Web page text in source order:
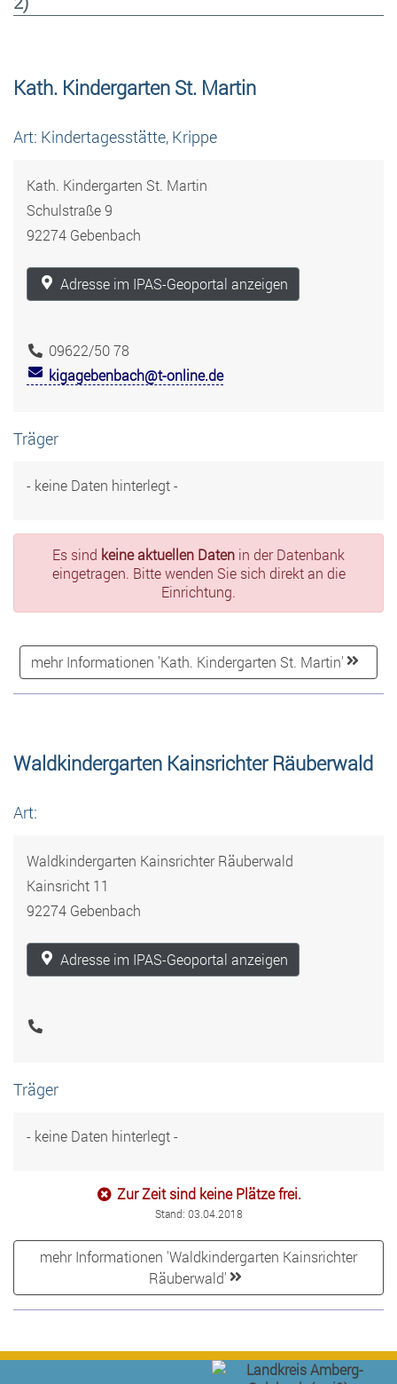
Kath. Kindergarten St. Martin
Art: Kindertagesstätte, Krippe
Kath. Kindergarten St. Martin
Schulstraße 9
92274 Gebenbach
Adresse im IPAS-Geoportal anzeigen
09622/50 78
kigagebenbach@t-online.de
Träger
- keine Daten hinterlegt -
Es sind keine aktuellen Daten in der Datenbank
eingetragen. Bitte wenden Sie sich direkt an die
Einrichtung.
mehr Informationen 'Kath. Kindergarten St. Martin'
Waldkindergarten Kainsrichter Räuberwald
Art:
Waldkindergarten Kainsrichter Räuberwald
Kainsricht 11
92274 Gebenbach
Adresse im IPAS-Geoportal anzeigen
Träger
- keine Daten hinterlegt -
Zur Zeit sind keine Plätze frei.
Stand: 03.04.2018
mehr Informationen 'Waldkindergarten Kainsrichter
Räuberwald'